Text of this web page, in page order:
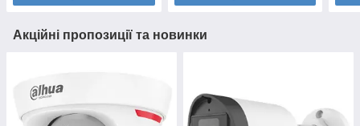
Акційні пропозиції та новинки